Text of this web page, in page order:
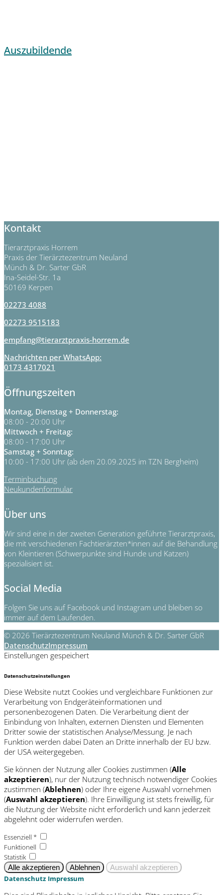
Auszubildende
Kontakt
Tierarztpraxis Horrem
Praxis der Tierärztezentrum Neuland
Münch & Dr. Sarter GbR
Ina-Seidel-Str. 1a
50169 Kerpen
02273 4088
02273 9515183
empfang@tierarztpraxis-horrem.de
Nachrichten per WhatsApp:
0173 4317021
Öffnungszeiten
Montag, Dienstag + Donnerstag:
08:00 - 20:00 Uhr
Mittwoch + Freitag:
08:00 - 17:00 Uhr
Samstag + Sonntag:
10:00 - 17:00 Uhr (ab dem 20.09.2025 im TZN Bergheim)
Terminbuchung
Neukundenformular
Über uns
Wir sind eine in der zweiten Generation geführte Tierarztpraxis,
die mit verschiedenen Fachtierärzten*innen auf die Behandlung
von Kleintieren (Schwerpunkte sind Hunde und Katzen)
spezialisiert ist.
Social Media
Folgen Sie uns auf Facebook und Instagram und bleiben so
immer auf dem Laufenden.
© 2026 Tierärztezentrum Neuland Münch & Dr. Sarter GbR
DatenschutzImpressum
Einstellungen gespeichert
Datenschutzeinstellungen
Diese Website nutzt Cookies und vergleichbare Funktionen zur
Verarbeitung von Endgeräteinformationen und
personenbezogenen Daten. Die Verarbeitung dient der
Einbindung von Inhalten, externen Diensten und Elementen
Dritter sowie der statistischen Analyse/Messung. Je nach
Funktion werden dabei Daten an Dritte innerhalb der EU bzw.
der USA weitergegeben.
Sie können der Nutzung aller Cookies zustimmen (Alle
akzeptieren), nur der Nutzung technisch notwendiger Cookies
zustimmen (Ablehnen) oder Ihre eigene Auswahl vornehmen
(Auswahl akzeptieren). Ihre Einwilligung ist stets freiwillig, für
die Nutzung der Website nicht erforderlich und kann jederzeit
abgelehnt oder widerrufen werden.
Essenziell *
Funktionell
Statistik
Datenschutz Impressum